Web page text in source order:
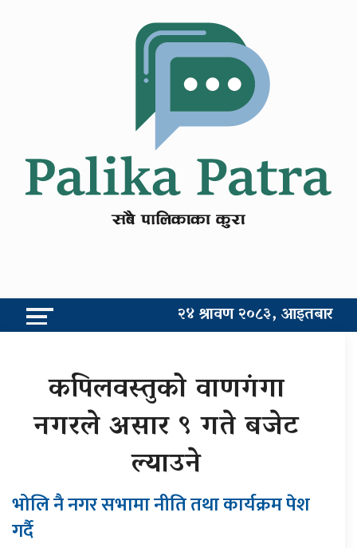
२४ श्रावण २०८३, आइतबार
कपिलवस्तुको वाणगंगा
नगरले असार ९ गते बजेट
ल्याउने
भोलि नै नगर सभामा नीति तथा कार्यक्रम पेश
गर्दै